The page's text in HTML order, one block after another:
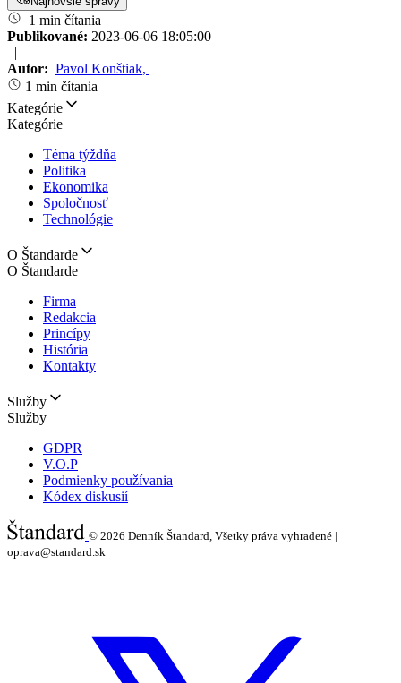
1 min čítania
Publikované: 2023-06-06 18:05:00
|
Autor: Pavol Konštiak,
1 min čítania
Kategórie
Kategórie
Téma týždňa
Politika
Ekonomika
Spoločnosť
Technológie
O Štandarde
O Štandarde
Firma
Redakcia
Princípy
História
Kontakty
Služby
Služby
GDPR
V.O.P
Podmienky používania
Kódex diskusií
© 2026 Denník Štandard, Všetky práva vyhradené |
oprava@standard.sk